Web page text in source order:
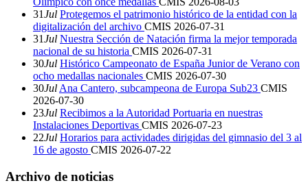
31Jul Protegemos el patrimonio histórico de la entidad con la
digitalización del archivo CMIS 2026-07-31
31Jul Nuestra Sección de Natación firma la mejor temporada
nacional de su historia CMIS 2026-07-31
30Jul Histórico Campeonato de España Junior de Verano con
ocho medallas nacionales CMIS 2026-07-30
30Jul Ana Cantero, subcampeona de Europa Sub23 CMIS
2026-07-30
23Jul Recibimos a la Autoridad Portuaria en nuestras
Instalaciones Deportivas CMIS 2026-07-23
22Jul Horarios para actividades dirigidas del gimnasio del 3 al
16 de agosto CMIS 2026-07-22
Archivo de noticias